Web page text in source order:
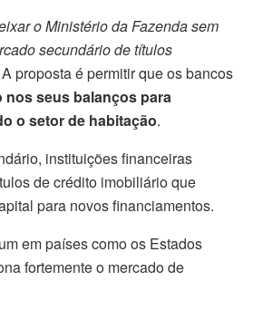
o Ministério da Fazenda sem
secundário de títulos
A proposta é permitir que os bancos
nos seus balanços para
o setor de habitação.
instituições financeiras
de crédito imobiliário que
para novos financiamentos.
em países como os Estados
fortemente o mercado de